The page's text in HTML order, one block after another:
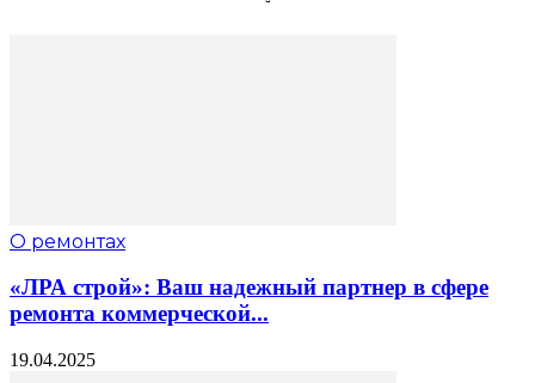
О ремонтах
«ЛРА строй»: Ваш надежный партнер в сфере
ремонта коммерческой...
19.04.2025